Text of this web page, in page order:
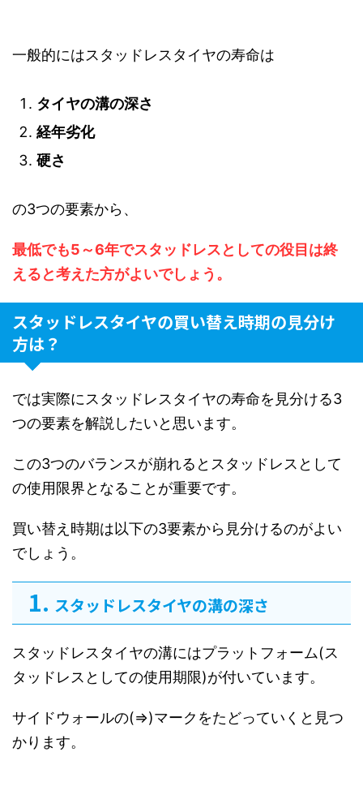
一般的にはスタッドレスタイヤの寿命は
タイヤの溝の深さ
経年劣化
硬さ
の3つの要素から、
最低でも5～6年でスタッドレスとしての役目は終
えると考えた方がよいでしょう。
スタッドレスタイヤの買い替え時期の見分け
方は？
では実際にスタッドレスタイヤの寿命を見分ける3
つの要素を解説したいと思います。
この3つのバランスが崩れるとスタッドレスとして
の使用限界となることが重要です。
買い替え時期は以下の3要素から見分けるのがよい
でしょう。
スタッドレスタイヤの溝の深さ
スタッドレスタイヤの溝にはプラットフォーム(ス
タッドレスとしての使用期限)が付いています。
サイドウォールの(⇒)マークをたどっていくと見つ
かります。